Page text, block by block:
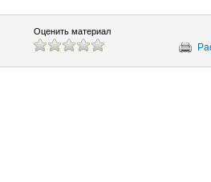
Оценить материал